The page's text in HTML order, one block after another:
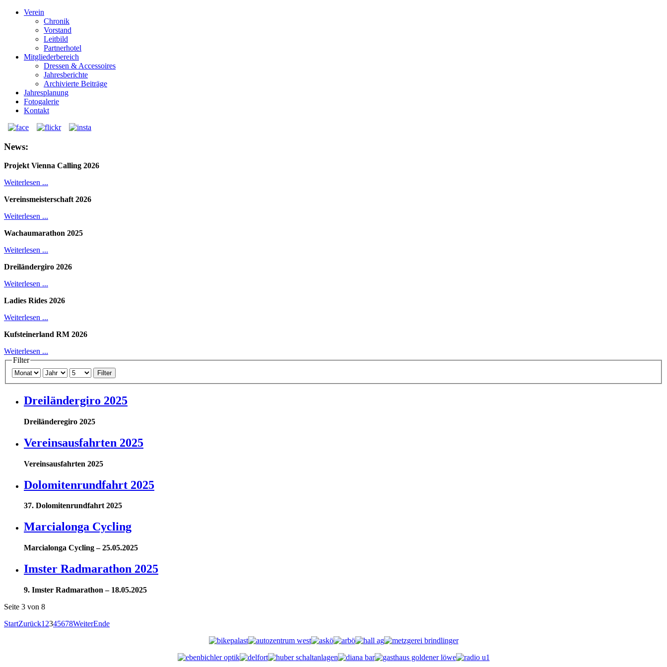
Verein
Chronik
Vorstand
Leitbild
Partnerhotel
Mitgliederbereich
Dressen & Accessoires
Jahresberichte
Archivierte Beiträge
Jahresplanung
Fotogalerie
Kontakt
News:
Projekt Vienna Calling 2026
Weiterlesen ...
Vereinsmeisterschaft 2026
Weiterlesen ...
Wachaumarathon 2025
Weiterlesen ...
Dreiländergiro 2026
Weiterlesen ...
Ladies Rides 2026
Weiterlesen ...
Kufsteinerland RM 2026
Weiterlesen ...
Filter
Filter
Dreiländergiro 2025
Dreiländeregiro 2025
Vereinsausfahrten 2025
Vereinsausfahrten 2025
Dolomitenrundfahrt 2025
37. Dolomitenrundfahrt 2025
Marcialonga Cycling
Marcialonga Cycling – 25.05.2025
Imster Radmarathon 2025
9. Imster Radmarathon – 18.05.2025
Seite 3 von 8
StartZurück1 2345678WeiterEnde